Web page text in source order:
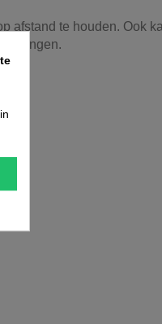
afstand te houden. Ook
brengen.